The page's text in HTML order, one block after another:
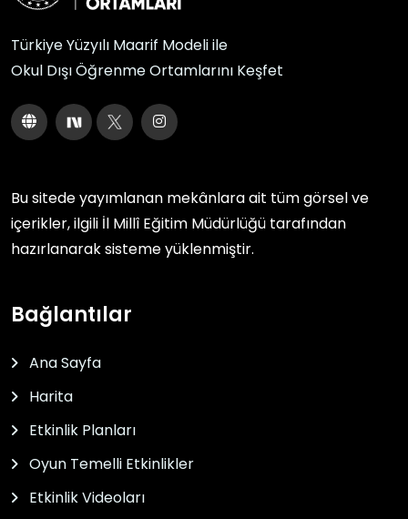
Türkiye Yüzyılı Maarif Modeli ile
Okul Dışı Öğrenme Ortamlarını Keşfet
Bu sitede yayımlanan mekânlara ait tüm görsel ve
içerikler, ilgili İl Millî Eğitim Müdürlüğü tarafından
hazırlanarak sisteme yüklenmiştir.
Bağlantılar
Ana Sayfa
Harita
Etkinlik Planları
Oyun Temelli Etkinlikler
Etkinlik Videoları